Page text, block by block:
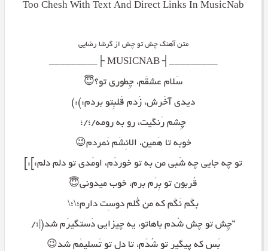
Too Chesh With Text And Direct Links In MusicNab
متن آهنگ چش تو چش از گرشا رضایی
_________┤ MUSICNAB ├_________
سَلام عشقَم، چِطوری تو؟😇
دیدی آخَرش، زَدم قَلبِتو بردم:):)
چِشم رَنگیت، رو به رومه/؛/؛
خوبه تا هَمین، الانِشَم نَمردم😉
تو چه جایی چه شَبی من به تو خوردَم، اومَدی تو دلم دلم:]:]
قُربون تو بِرَم برم، خوب میدونی😇
بگَم نَگَم که من گُلم دوسِت دارم؛\؛\
“چِش تو چش شُدم باهاتو، یه چیزایی دَستگیرَم شد(|؛/
بَس که پیگیر تو شُدَم، تا دل تو تَسلیمَم شد😉